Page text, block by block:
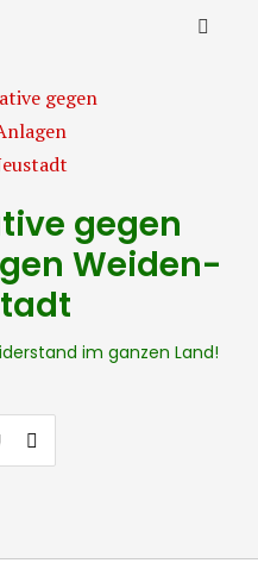
gegen
Weiden-
im ganzen Land!